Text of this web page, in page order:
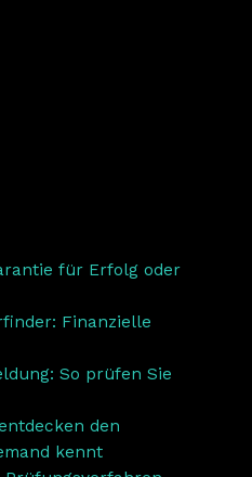
für Erfolg oder
Finanzielle
So prüfen Sie
den
kennt